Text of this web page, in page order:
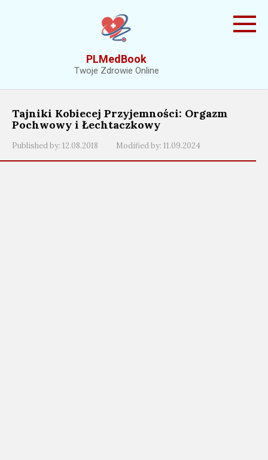
PLMedBook
Twoje Zdrowie Online
Tajniki Kobiecej Przyjemności: Orgazm
Pochwowy i Łechtaczkowy
Published by: 12.08.2018 Modified by: 11.09.2024